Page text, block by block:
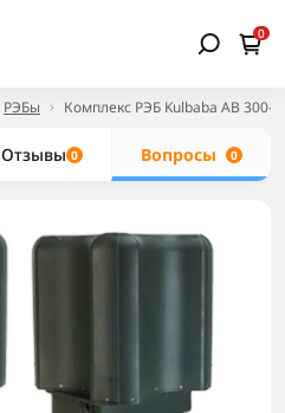
0
РЭБы Комплекс РЭБ Kulbaba AB 300-
Отзывы 0 Вопросы 0